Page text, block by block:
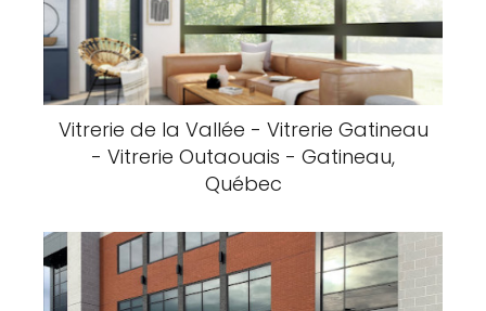
Vitrerie de la Vallée - Vitrerie Gatineau
- Vitrerie Outaouais - Gatineau,
Québec